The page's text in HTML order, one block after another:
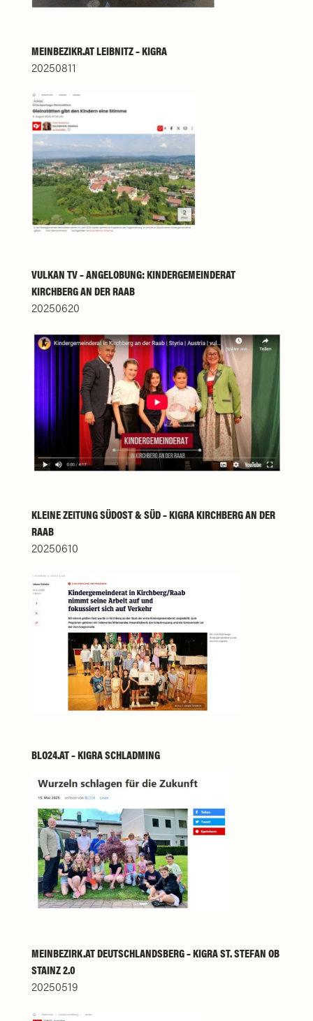
MEINBEZIKR.AT LEIBNITZ – KIGRA
20250811
VULKAN TV – ANGELOBUNG: KINDERGEMEINDERAT
KIRCHBERG AN DER RAAB
20250620
KLEINE ZEITUNG SÜDOST & SÜD – KIGRA KIRCHBERG AN DER
RAAB
20250610
BLO24.AT – KIGRA SCHLADMING
MEINBEZIRK.AT DEUTSCHLANDSBERG – KIGRA ST. STEFAN OB
STAINZ 2.0
20250519